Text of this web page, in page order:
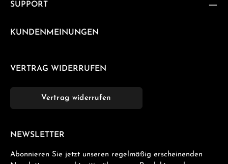
SUPPORT
KUNDENMEINUNGEN
VERTRAG WIDERRUFEN
Vertrag widerrufen
NEWSLETTER
Abonnieren Sie jetzt unseren regelmäßig erscheinenden